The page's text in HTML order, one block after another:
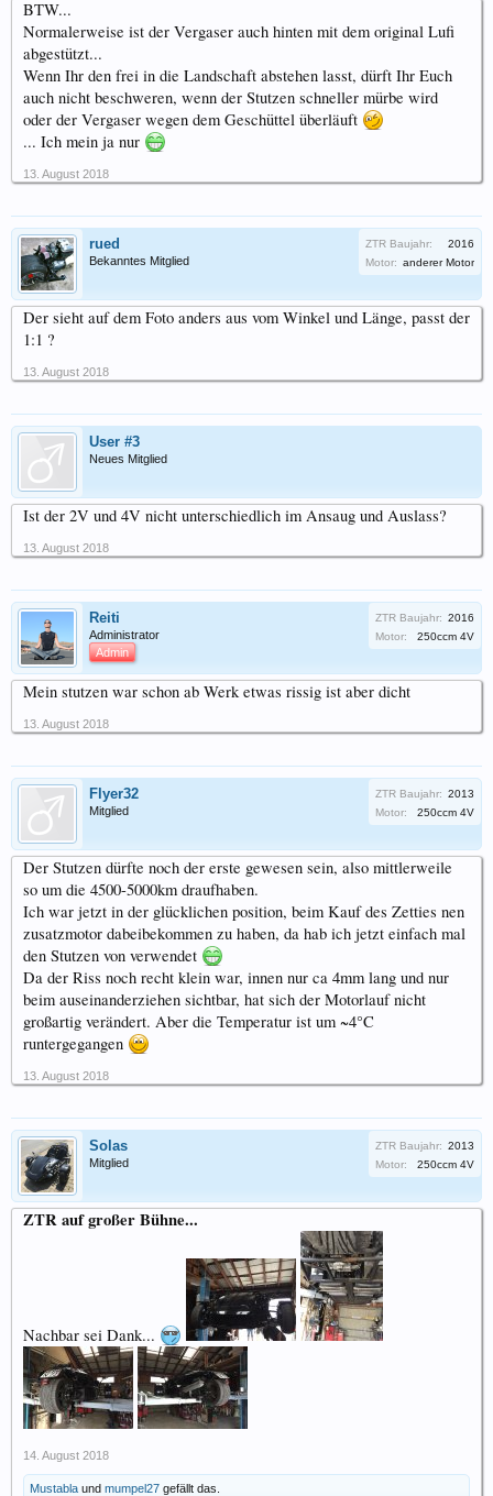
BTW...
Normalerweise ist der Vergaser auch hinten mit dem original Lufi
abgestützt...
Wenn Ihr den frei in die Landschaft abstehen lasst, dürft Ihr Euch
auch nicht beschweren, wenn der Stutzen schneller mürbe wird
oder der Vergaser wegen dem Geschüttel überläuft
... Ich mein ja nur
13. August 2018
rued
Bekanntes Mitglied
ZTR Baujahr:
2016
Motor: anderer Motor
Der sieht auf dem Foto anders aus vom Winkel und Länge, passt der
1:1 ?
13. August 2018
User #3
Neues Mitglied
Ist der 2V und 4V nicht unterschiedlich im Ansaug und Auslass?
13. August 2018
Reiti
Administrator
Admin
ZTR Baujahr: 2016
Motor:
250ccm 4V
Mein stutzen war schon ab Werk etwas rissig ist aber dicht
13. August 2018
Flyer32
Mitglied
ZTR Baujahr: 2013
Motor:
250ccm 4V
Der Stutzen dürfte noch der erste gewesen sein, also mittlerweile
so um die 4500-5000km draufhaben.
Ich war jetzt in der glücklichen position, beim Kauf des Zetties nen
zusatzmotor dabeibekommen zu haben, da hab ich jetzt einfach mal
den Stutzen von verwendet
Da der Riss noch recht klein war, innen nur ca 4mm lang und nur
beim auseinanderziehen sichtbar, hat sich der Motorlauf nicht
großartig verändert. Aber die Temperatur ist um ~4°C
runtergegangen
13. August 2018
Solas
Mitglied
ZTR Baujahr: 2013
Motor:
250ccm 4V
ZTR auf großer Bühne...
Nachbar sei Dank...
14. August 2018
Mustabla und mumpel27 gefällt das.